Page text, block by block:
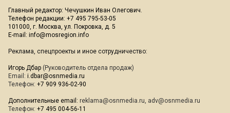
Главный редактор: Чечушкин Иван Олегович.
Телефон редакции: +7 495 795-53-05
101000, г. Москва, ул. Покровка, д. 5
E-mail: info@mosregion.info
Реклама, спецпроекты и иное сотрудничество:
Игорь Дбар (Руководитель отдела продаж)
Email: i.dbar@osnmedia.ru
Телефон: +7 909 936-02-90
Дополнительные email: reklama@osnmedia.ru, adv@osnmedia.ru
Телефон: +7 495 004-56-11